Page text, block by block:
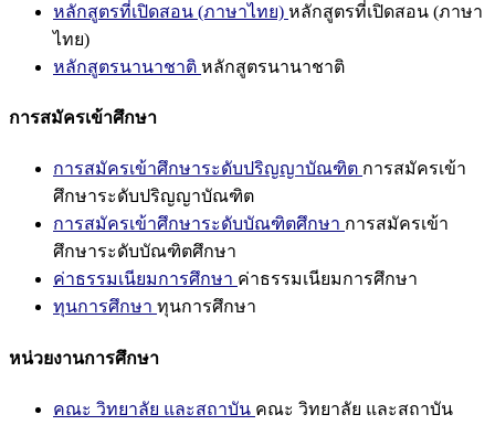
หลักสูตรที่เปิดสอน (ภาษาไทย) หลักสูตรที่เปิดสอน (ภาษา
ไทย)
หลักสูตรนานาชาติ หลักสูตรนานาชาติ
การสมัครเข้าศึกษา
การสมัครเข้าศึกษาระดับปริญญาบัณฑิต การสมัครเข้า
ศึกษาระดับปริญญาบัณฑิต
การสมัครเข้าศึกษาระดับบัณฑิตศึกษา การสมัครเข้า
ศึกษาระดับบัณฑิตศึกษา
ค่าธรรมเนียมการศึกษา ค่าธรรมเนียมการศึกษา
ทุนการศึกษา ทุนการศึกษา
หน่วยงานการศึกษา
คณะ วิทยาลัย และสถาบัน คณะ วิทยาลัย และสถาบัน